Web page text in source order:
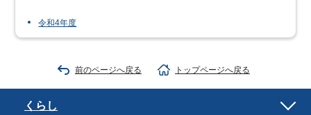
令和4年度
前のページへ戻る トップページへ戻る
くらし